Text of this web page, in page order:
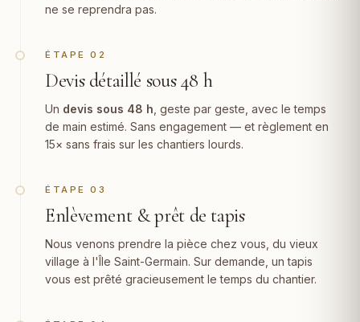
ne se reprendra pas.
ÉTAPE 02
Devis détaillé sous 48 h
Un devis sous 48 h , geste par geste, avec le temps
de main estimé. Sans engagement — et règlement en
15× sans frais sur les chantiers lourds.
ÉTAPE 03
Enlèvement & prêt de tapis
Nous venons prendre la pièce chez vous, du vieux
village à l'Île Saint-Germain. Sur demande, un tapis
vous est prêté gracieusement le temps du chantier.